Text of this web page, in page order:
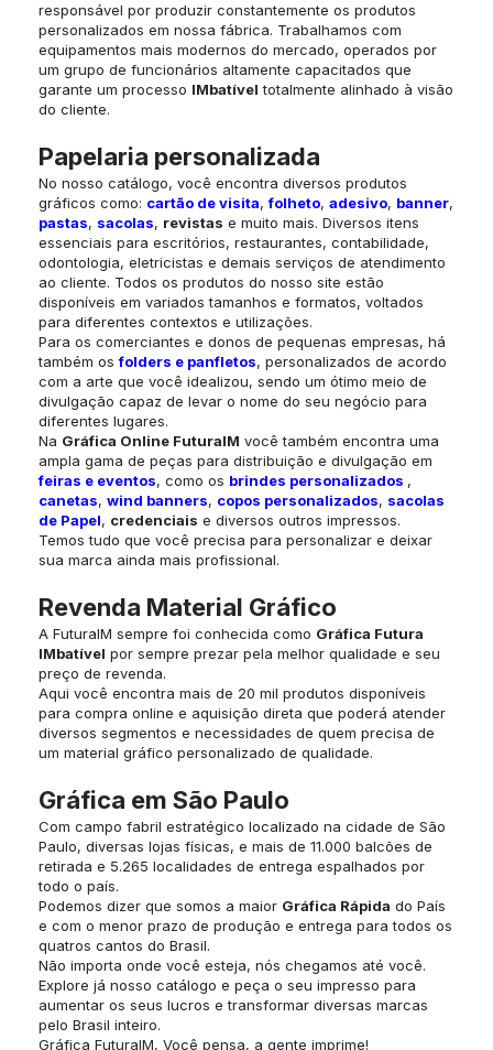
responsável por produzir constantemente os produtos
personalizados em nossa fábrica. Trabalhamos com
equipamentos mais modernos do mercado, operados por
um grupo de funcionários altamente capacitados que
garante um processo IMbatível totalmente alinhado à visão
do cliente.
Papelaria personalizada
No nosso catálogo, você encontra diversos produtos
gráficos como: cartão de visita,folheto, adesivo, banner,
pastas, sacolas, revistas e muito mais. Diversos itens
essenciais para escritórios, restaurantes, contabilidade,
odontologia, eletricistas e demais serviços de atendimento
ao cliente. Todos os produtos do nosso site estão
disponíveis em variados tamanhos e formatos, voltados
para diferentes contextos e utilizações.
Para os comerciantes e donos de pequenas empresas, há
também osfolders e panfletos, personalizados de acordo
com a arte que você idealizou, sendo um ótimo meio de
divulgação capaz de levar o nome do seu negócio para
diferentes lugares.
Na Gráfica Online FuturaIM você também encontra uma
ampla gama de peças para distribuição e divulgação em
feiras e eventos, como os brindes personalizados ,
canetas, wind banners, copos personalizados, sacolas
de Papel, credenciais e diversos outros impressos.
Temos tudo que você precisa para personalizar e deixar
sua marca ainda mais profissional.
Revenda Material Gráfico
A FuturaIM sempre foi conhecida como Gráfica Futura
IMbatível por sempre prezar pela melhor qualidade e seu
preço de revenda.
Aqui você encontra mais de 20 mil produtos disponíveis
para compra online e aquisição direta que poderá atender
diversos segmentos e necessidades de quem precisa de
um material gráfico personalizado de qualidade.
Gráfica em São Paulo
Com campo fabril estratégico localizado na cidade de São
Paulo, diversas lojas físicas, e mais de 11.000 balcões de
retirada e 5.265 localidades de entrega espalhados por
todo o país.
Podemos dizer que somos a maior Gráfica Rápida do País
e com o menor prazo de produção e entrega para todos os
quatros cantos do Brasil.
Não importa onde você esteja, nós chegamos até você.
Explore já nosso catálogo e peça o seu impresso para
aumentar os seus lucros e transformar diversas marcas
pelo Brasil inteiro.
Gráfica FuturaIM, Você pensa, a gente imprime!